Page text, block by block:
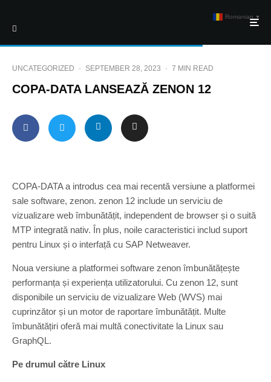
UNCATEGORIZED · SEPTEMBER 28, 2023 · 7 MIN READ
COPA-DATA LANSEAZĂ ZENON 12
COPA-DATA a introdus cea mai recentă versiune a platformei
sale software, zenon. zenon 12 include un serviciu de
vizualizare web îmbunătățit, independent de browser și o suită
MTP integrată nativ. În plus, noile caracteristici includ suport
pentru Linux și o interfață cu SAP Netweaver.
Noua versiune a platformei software zenon îmbunătățește
performanța și experiența utilizatorului. Cu zenon 12, sunt
disponibile un serviciu de vizualizare Web (WVS) mai
cuprinzător și un motor de raportare îmbunătățit. Multe
îmbunătățiri oferă mai multă conectivitate la Linux sau
GraphQL.
Pe drumul către Linux
Romanian ▼